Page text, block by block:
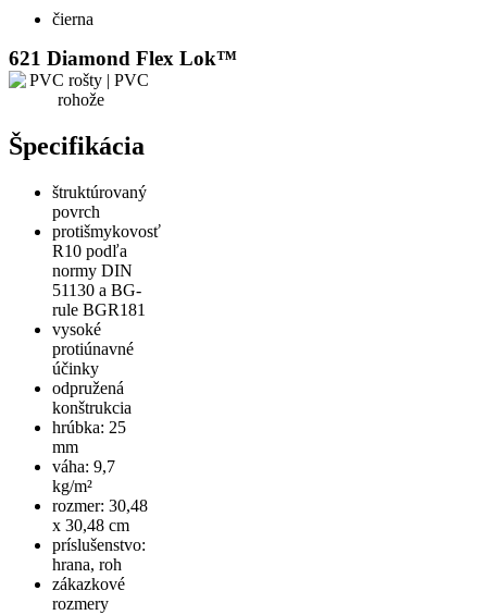
čierna
621 Diamond Flex Lok™
Špecifikácia
štruktúrovaný
povrch
protišmykovosť
R10 podľa
normy DIN
51130 a BG-
rule BGR181
vysoké
protiúnavné
účinky
odpružená
konštrukcia
hrúbka: 25
mm
váha: 9,7
kg/m²
rozmer: 30,48
x 30,48 cm
príslušenstvo:
hrana, roh
zákazkové
rozmery